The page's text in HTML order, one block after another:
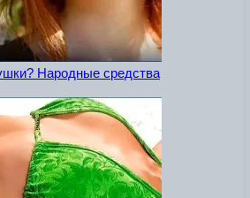
Народные средства